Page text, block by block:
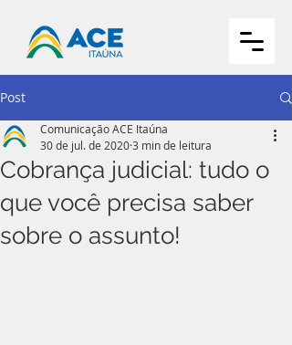
Post
Cobrança judicial: tudo o
que você precisa saber
sobre o assunto!
Comunicação ACE Itaúna
30 de jul. de 20203 min de leitura